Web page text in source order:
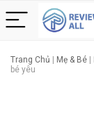
Trang Chủ Mẹ & Bé
bé yêu